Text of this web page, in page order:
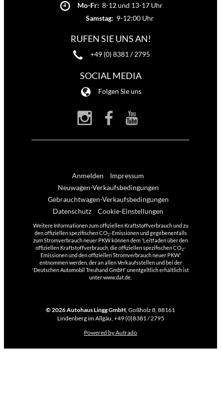
Mo-Fr: 8-12 und 13-17 Uhr
Samstag: 9-12:00 Uhr
RUFEN SIE UNS AN!
+49 (0) 8381 / 2795
SOCIAL MEDIA
Folgen Sie uns
Anmelden
Impressum
Neuwagen-Verkaufsbedingungen
Gebrauchtwagen-Verkaufsbedingungen
Datenschutz
Cookie-Einstellungen
Weitere Informationen zum offiziellen Kraftstoffverbrauch und zu
den offiziellen spezifischen CO2-Emissionen und gegebenenfalls
zum Stromverbrauch neuer PKW können dem 'Leitfaden über den
offiziellen Kraftstoffverbrauch, die offiziellen spezifischen CO2-
Emissionen und den offiziellen Stromverbrauch neuer PKW'
entnommen werden, der an allen Verkaufsstellen und bei der
'Deutschen Automobil Treuhand GmbH' unentgeltlich erhältlich ist
unter www.dat.de.
© 2026Autohaus Lingg GmbH Goßholz 8 88161
Lindenberg im Allgäu, +49 (0)8381 / 2795
Powered by Autrado